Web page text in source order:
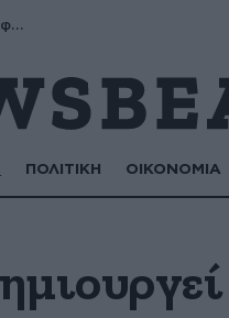
Μύρων, Τριαντάφυλλος, Τριανταφυλλιά, Φυλλιώ, Ρόζα
ΠΟΛΙΤΙΚΗ ΟΙΚΟΝΟΜΙΑ